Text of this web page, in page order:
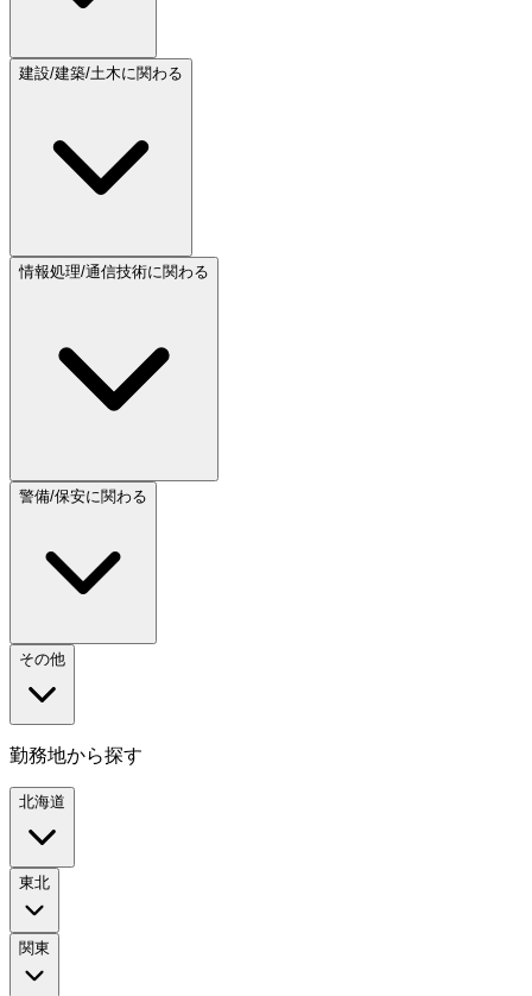
建設/建築/土木に関わる
情報処理/通信技術に関わる
警備/保安に関わる
その他
勤務地から探す
北海道
東北
関東